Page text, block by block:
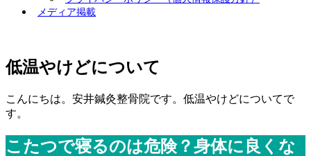
メディア掲載
低温やけどについて
こんにちは。安井鍼灸整骨院です。低温やけどについてで
す。
こたつで寝るのは危険？身体に良くな